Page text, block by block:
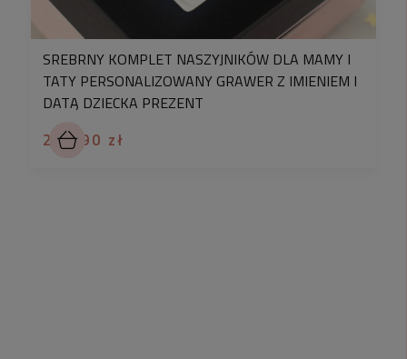
SREBRNY KOMPLET NASZYJNIKÓW DLA MAMY I
TATY PERSONALIZOWANY GRAWER Z IMIENIEM I
DATĄ DZIECKA PREZENT
239,90 zł